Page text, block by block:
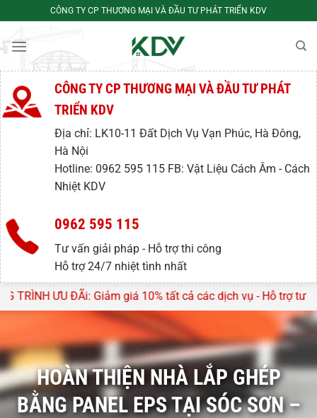
nội
CÔNG TY CP THƯƠNG MẠI VÀ ĐẦU TƯ PHÁT TRIỂN KDV
CÔNG TY CP THƯƠNG MẠI VÀ ĐẦU TƯ PHÁT
TRIỂN KDV
Địa chỉ: LK10-11 Đất Dịch Vụ Vạn Phúc, Hà Đông,
Hà Nội
Hotline: 0962 595 115 FB: Vật Liệu Cách Âm - Cách
Nhiệt KDV
0962 595 115
Tư vấn giải pháp - Hỗ trợ thi công
Hỗ trợ 24/7 nhiệt tình nhất
giá 10% tất cả các dịch vụ - Hỗ trợ tư vấn, lên thiết kế miễn
HOÀN THIỆN NHÀ LẮP GHÉP
BẰNG PANEL EPS TẠI SÓC SƠN –